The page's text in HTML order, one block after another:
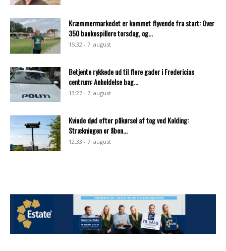
Kræmmermarkedet er kommet flyvende fra start: Over
350 bankospillere torsdag, og...
15:32 - 7. august
Betjente rykkede ud til flere gader i Fredericias
centrum: Anholdelse bag...
13:27 - 7. august
Kvinde død efter påkørsel af tog ved Kolding:
Strækningen er åben...
12:33 - 7. august